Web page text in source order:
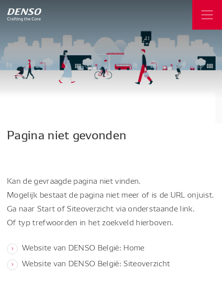
Pagina niet gevonden
Kan de gevraagde pagina niet vinden.
Mogelijk bestaat de pagina niet meer of is de URL onjuist.
Ga naar Start of Siteoverzicht via onderstaande link.
Of typ trefwoorden in het zoekveld hierboven.
Website van DENSO België: Home
Website van DENSO België: Siteoverzicht